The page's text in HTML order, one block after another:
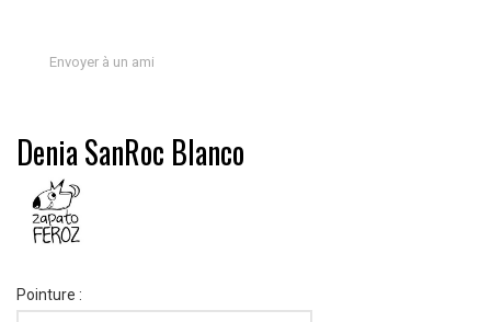
Envoyer à un ami
Denia SanRoc Blanco
Pointure :